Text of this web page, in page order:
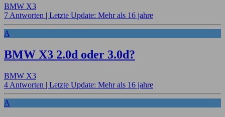
BMW X3
7 Antworten | Letzte Update: Mehr als 16 jahre
A
BMW X3 2.0d oder 3.0d?
BMW X3
4 Antworten | Letzte Update: Mehr als 16 jahre
A